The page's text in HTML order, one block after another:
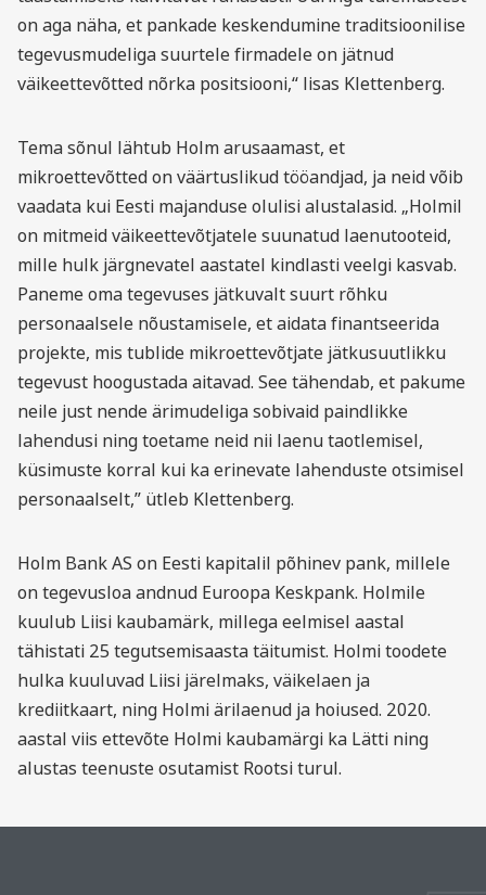
on aga näha, et pankade keskendumine traditsioonilise
tegevusmudeliga suurtele firmadele on jätnud
väikeettevõtted nõrka positsiooni,“ lisas Klettenberg.
Tema sõnul lähtub Holm arusaamast, et
mikroettevõtted on väärtuslikud tööandjad, ja neid võib
vaadata kui Eesti majanduse olulisi alustalasid. „Holmil
on mitmeid väikeettevõtjatele suunatud laenutooteid,
mille hulk järgnevatel aastatel kindlasti veelgi kasvab.
Paneme oma tegevuses jätkuvalt suurt rõhku
personaalsele nõustamisele, et aidata finantseerida
projekte, mis tublide mikroettevõtjate jätkusuutlikku
tegevust hoogustada aitavad. See tähendab, et pakume
neile just nende ärimudeliga sobivaid paindlikke
lahendusi ning toetame neid nii laenu taotlemisel,
küsimuste korral kui ka erinevate lahenduste otsimisel
personaalselt,” ütleb Klettenberg.
Holm Bank AS on Eesti kapitalil põhinev pank, millele
on tegevusloa andnud Euroopa Keskpank. Holmile
kuulub Liisi kaubamärk, millega eelmisel aastal
tähistati 25 tegutsemisaasta täitumist. Holmi toodete
hulka kuuluvad Liisi järelmaks, väikelaen ja
krediitkaart, ning Holmi ärilaenud ja hoiused. 2020.
aastal viis ettevõte Holmi kaubamärgi ka Lätti ning
alustas teenuste osutamist Rootsi turul.